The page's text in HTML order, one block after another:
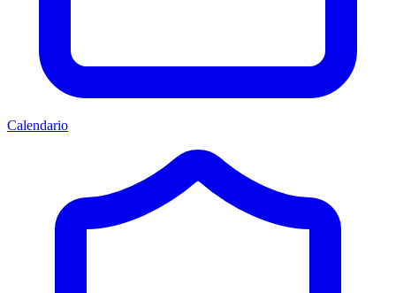
Calendario